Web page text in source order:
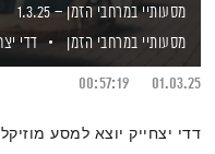
מסעותיי במרחבי הזמן – 1.3.25
מסעותיי במרחבי הזמן
דדי
01.03.25
00:57:19
דדי יצחייק יוצא למסע